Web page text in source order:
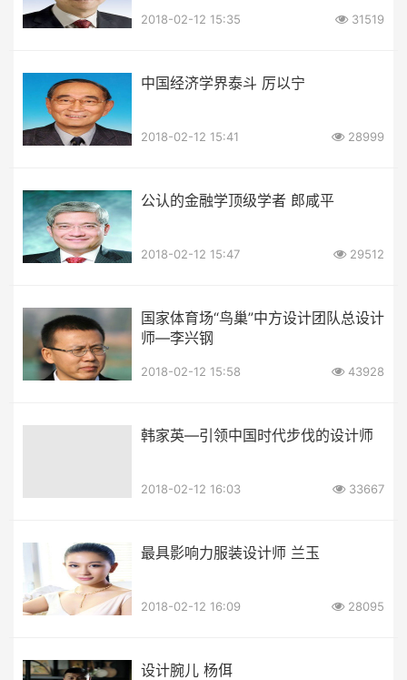
2018-02-12 15:35 31519
中国经济学界泰斗 厉以宁
2018-02-12 15:41 28999
公认的金融学顶级学者 郎咸平
2018-02-12 15:47 29512
国家体育场“鸟巢”中方设计团队总设计
师—李兴钢
2018-02-12 15:58 43928
韩家英—引领中国时代步伐的设计师
2018-02-12 16:03 33667
最具影响力服装设计师 兰玉
2018-02-12 16:09 28095
设计腕儿 杨佴